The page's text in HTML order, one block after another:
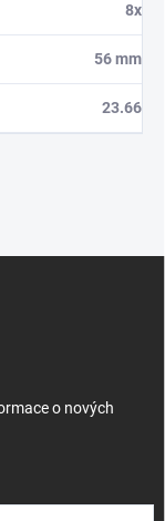
8x
56 mm
23.66
o nových